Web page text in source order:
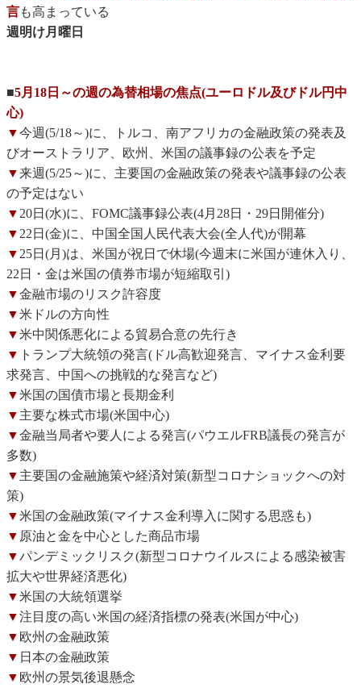
言も高まっている
週明け月曜日
■5月18日～の週の為替相場の焦点(ユーロドル及びドル円中
心)
▼今週(5/18～)に、トルコ、南アフリカの金融政策の発表及
びオーストラリア、欧州、米国の議事録の公表を予定
▼来週(5/25～)に、主要国の金融政策の発表や議事録の公表
の予定はない
▼20日(水)に、FOMC議事録公表(4月28日・29日開催分)
▼22日(金)に、中国全国人民代表大会(全人代)が開幕
▼25日(月)は、米国が祝日で休場(今週末に米国が連休入り、
22日・金は米国の債券市場が短縮取引)
▼金融市場のリスク許容度
▼米ドルの方向性
▼米中関係悪化による貿易合意の先行き
▼ トランプ大統領の発言(ドル高歓迎発言、マイナス金利要
求発言、中国への挑戦的な発言など)
▼米国の国債市場と長期金利
▼ 主要な株式市場(米国中心)
▼金融当局者や要人による発言(パウエルFRB議長の発言が
多数)
▼ 主要国の金融施策や経済対策(新型コロナショックへの対
策)
▼米国の金融政策(マイナス金利導入に関する思惑も)
▼ 原油と金を中心とした商品市場
▼パンデミックリスク(新型コロナウイルスによる感染被害
拡大や世界経済悪化)
▼米国の大統領選挙
▼注目度の高い米国の経済指標の発表(米国が中心)
▼ 欧州の金融政策
▼ 日本の金融政策
▼ 欧州の景気後退懸念